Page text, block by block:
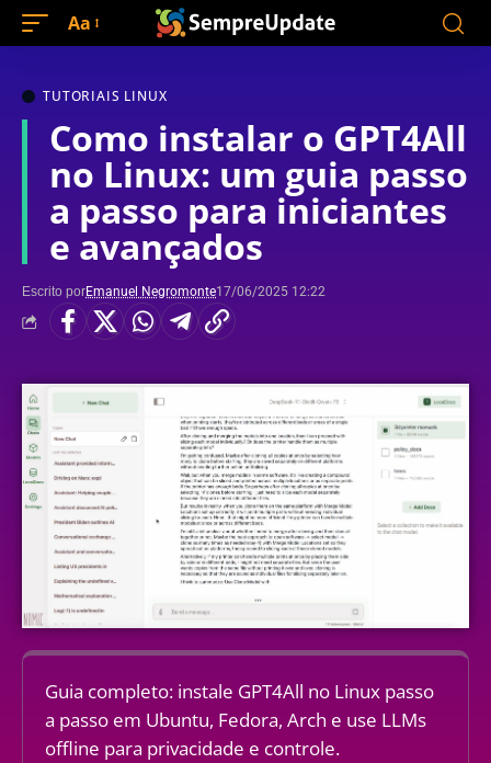
Aa
TUTORIAIS LINUX
Como instalar o GPT4All
no Linux: um guia passo
a passo para iniciantes
e avançados
Escrito porEmanuel Negromonte17/06/2025 12:22
Guia completo: instale GPT4All no Linux passo
a passo em Ubuntu, Fedora, Arch e use LLMs
offline para privacidade e controle.